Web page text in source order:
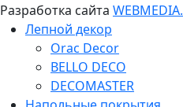
Разработка сайта WEBMEDIA.
Лепной декор
Orac Decor
BELLO DECO
DECOMASTER